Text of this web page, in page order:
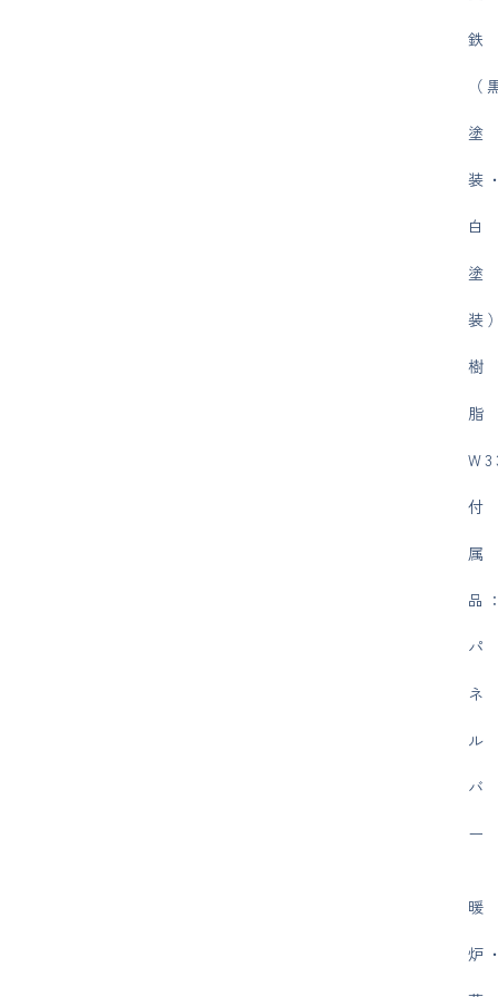
鉄
（
塗
装
白
塗
装
樹
付
属
品
パ
ネ
ル
バ
ー
暖
炉